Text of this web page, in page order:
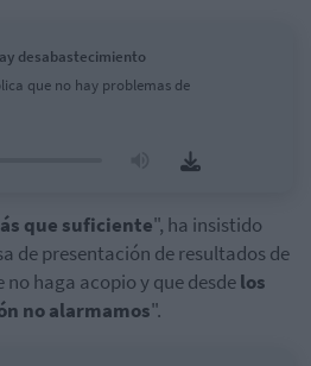
desabastecimiento
que no hay problemas de
que suficiente", ha insistido
de presentación de resultados de
haga acopio y que desdelos
no alarmamos".